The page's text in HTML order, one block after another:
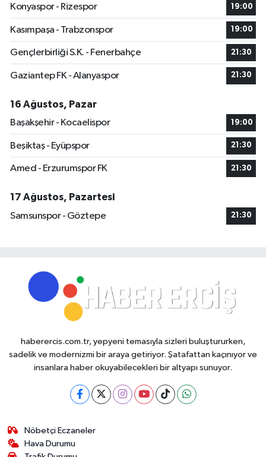
Konyaspor - Rizespor
19:00
Kasımpaşa - Trabzonspor 19:00
Gençlerbirliği S.K. - Fenerbahçe 21:30
Gaziantep FK - Alanyaspor 21:30
16 Ağustos, Pazar
Başakşehir - Kocaelispor
19:00
Beşiktaş - Eyüpspor 21:30
Amed - Erzurumspor FK 21:30
17 Ağustos, Pazartesi
Samsunspor - Göztepe
21:30
haberercis.com.tr, yepyeni temasıyla sizleri buluştururken,
sadelik ve modernizmi bir araya getiriyor. Şatafattan kaçınıyor ve
insanlara haber okuyabilecekleri bir altyapı sunuyor.
Nöbetçi Eczaneler
Hava Durumu